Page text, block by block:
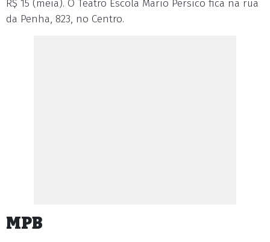
R$ 15 (meia). O Teatro Escola Mario Persico fica na rua
da Penha, 823, no Centro.
MPB